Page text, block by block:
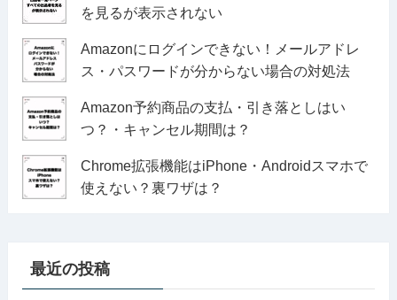
を見るが表示されない
Amazonにログインできない！メールアドレ
ス・パスワードが分からない場合の対処法
Amazon予約商品の支払・引き落としはい
つ？・キャンセル期間は？
Chrome拡張機能はiPhone・Androidスマホで
使えない？裏ワザは？
最近の投稿